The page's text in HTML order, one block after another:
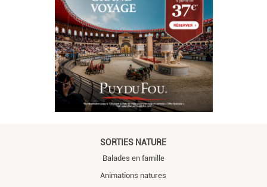
SORTIES NATURE
Balades en famille
Animations natures